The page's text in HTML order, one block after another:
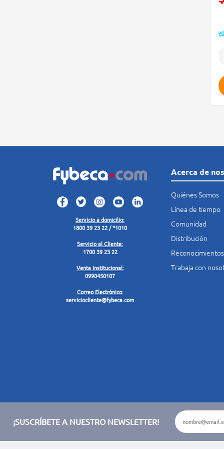
Servicio a domicilio:
1800 39 23 22 / *1010
Servicio al Cliente:
1700 39 23 22
Venta Institucional:
0990450107
Correo Electrónico:
serviciocliente@fybeca.com
Acerca de
Quiénes Somos
Línea de tiempo
Comunidad
Distribución
Reconocimientos
Trabaja con
¡SUSCRÍBETE A NUESTRO NEWSLETTER!